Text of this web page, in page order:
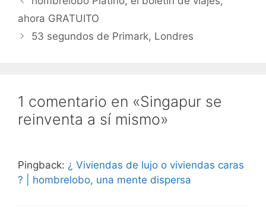
ahora GRATUITO
53 segundos de Primark, Londres
1 comentario en «Singapur se
reinventa a sí mismo»
Pingback: ¿ Viviendas de lujo o viviendas caras
? | hombrelobo, una mente dispersa